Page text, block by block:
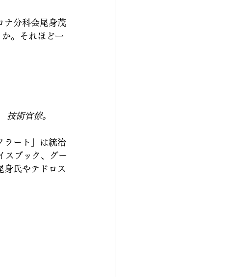
ナ分科会尾身茂
。それほど一
技術官僚。
ラート」は統治
スブック、グー
身氏やテドロス